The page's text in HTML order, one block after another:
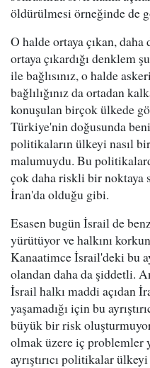
öldürülmesi örneğinde de
O halde ortaya çıkan,
ortaya çıkardığı denklem
ile bağlısınız, o halde
bağlılığınız da ortadan
konuşulan birçok ülkede
Türkiye'nin doğusunda
politikaların ülkeyi nasıl
malumuydu. Bu
çok daha riskli bir noktaya
İran'da olduğu gibi.
Esasen bugün İsrail de
yürütüyor ve halkını
Kanaatimce İsrail'deki bu
olandan daha da şiddetli.
İsrail halkı maddi açıdan
yaşamadığı için bu
büyük bir risk
olmak üzere iç problemler
ayrıştırıcı politikalar